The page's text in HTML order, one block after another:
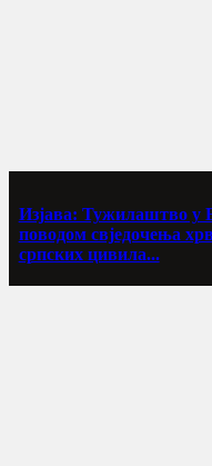
Изјава: Тужилаштво у
поводом свједочења
српских цивила...